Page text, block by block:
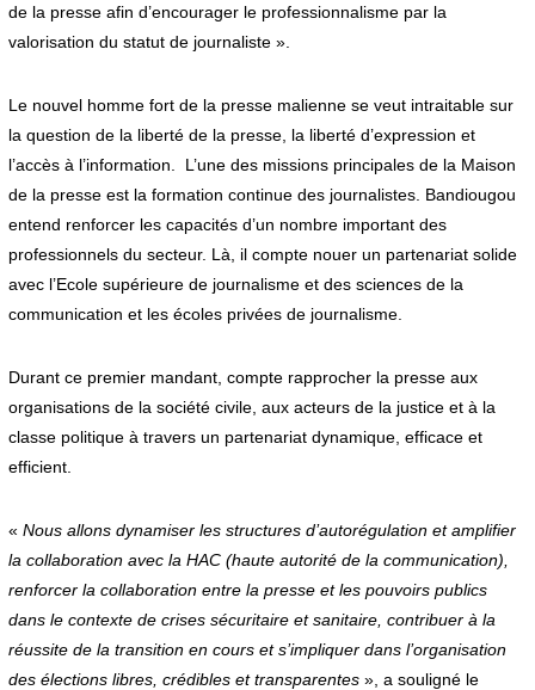
de la presse afin d’encourager le professionnalisme par la
valorisation du statut de journaliste ».
Le nouvel homme fort de la presse malienne se veut intraitable sur
la question de la liberté de la presse, la liberté d’expression et
l’accès à l’information. L’une des missions principales de la Maison
de la presse est la formation continue des journalistes. Bandiougou
entend renforcer les capacités d’un nombre important des
professionnels du secteur. Là, il compte nouer un partenariat solide
avec l’Ecole supérieure de journalisme et des sciences de la
communication et les écoles privées de journalisme.
Durant ce premier mandant, compte rapprocher la presse aux
organisations de la société civile, aux acteurs de la justice et à la
classe politique à travers un partenariat dynamique, efficace et
efficient.
« Nous allons dynamiser les structures d’autorégulation et amplifier
la collaboration avec la HAC (haute autorité de la communication),
renforcer la collaboration entre la presse et les pouvoirs publics
dans le contexte de crises sécuritaire et sanitaire, contribuer à la
réussite de la transition en cours et s’impliquer dans l’organisation
des élections libres, crédibles et transparentes », a souligné le